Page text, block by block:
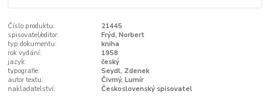
Číslo produktu:
21445
spisovatel/editor:
Frýd, Norbert
typ dokumentu:
kniha
rok vydání:
1958
jazyk:
český
typografie:
Seydl, Zdenek
autor textu:
Čivrný, Lumír
nakladatelství:
Československý spisovatel